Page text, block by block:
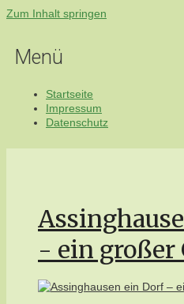
Zum Inhalt springen
Menü
Startseite
Impressum
Datenschutz
- ein großer